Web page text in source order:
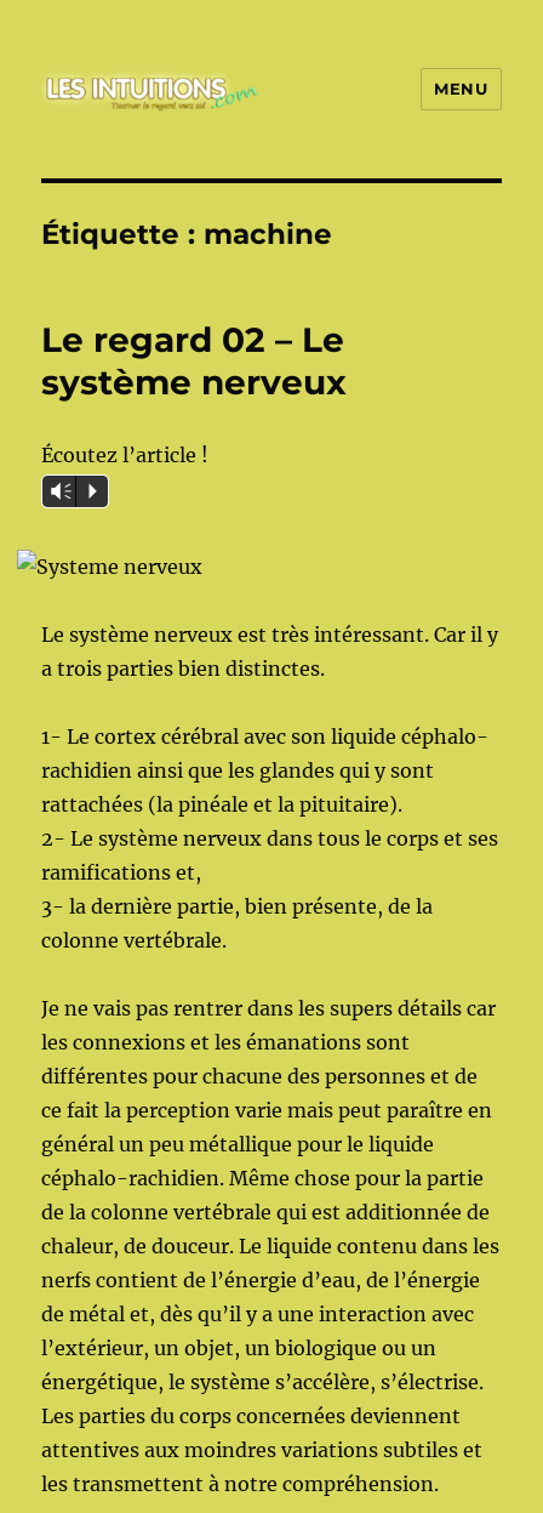
MENU
Étiquette : machine
Le regard 02 – Le
système nerveux
Écoutez l’article !
Vm P
Le système nerveux est très intéressant. Car il y
a trois parties bien distinctes.
1- Le cortex cérébral avec son liquide céphalo-
rachidien ainsi que les glandes qui y sont
rattachées (la pinéale et la pituitaire).
2- Le système nerveux dans tous le corps et ses
ramifications et,
3- la dernière partie, bien présente, de la
colonne vertébrale.
Je ne vais pas rentrer dans les supers détails car
les connexions et les émanations sont
différentes pour chacune des personnes et de
ce fait la perception varie mais peut paraître en
général un peu métallique pour le liquide
céphalo-rachidien. Même chose pour la partie
de la colonne vertébrale qui est additionnée de
chaleur, de douceur. Le liquide contenu dans les
nerfs contient de l’énergie d’eau, de l’énergie
de métal et, dès qu’il y a une interaction avec
l’extérieur, un objet, un biologique ou un
énergétique, le système s’accélère, s’électrise.
Les parties du corps concernées deviennent
attentives aux moindres variations subtiles et
les transmettent à notre compréhension.